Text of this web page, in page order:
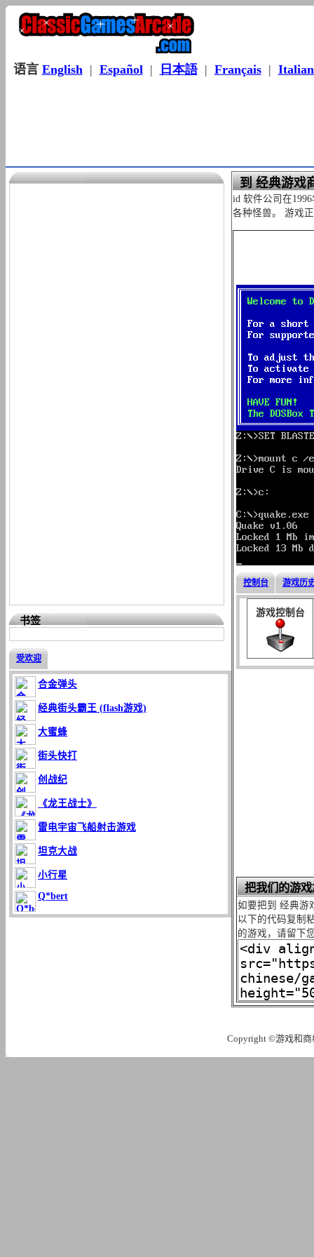
语言 English| Español| 日本語| Français|
书签
受欢迎
合金弹头
经典街头霸王 (flash游戏)
大蜜蜂
街头快打
创战纪
《龙王战士》
雷电宇宙飞船射击游戏
坦克大战
小行星
Q*bert
到 经典游戏
id 软件公司在
各种怪兽。 游戏
控制台 游戏历
游戏控制台
把我们的游
如要把到 经典游
以下的代码复制
的游戏，请留下
Copyright ©游戏和